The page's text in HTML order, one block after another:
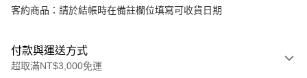
客約商品：請於結帳時在備註欄位填寫可收貨日期
付款與運送方式
超取滿NT$3,000免運